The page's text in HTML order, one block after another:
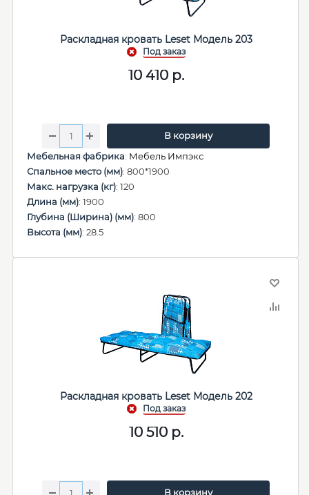
Раскладная кровать Leset Модель 203
10 410р.
В корзину
Мебельная фабрика: Мебель Импэкс
Спальное место (мм): 800*1900
Макс. нагрузка (кг): 120
Длина (мм): 1900
Глубина (Ширина) (мм): 800
Высота (мм): 28.5
Раскладная кровать Leset Модель 202
10 510р.
В корзину